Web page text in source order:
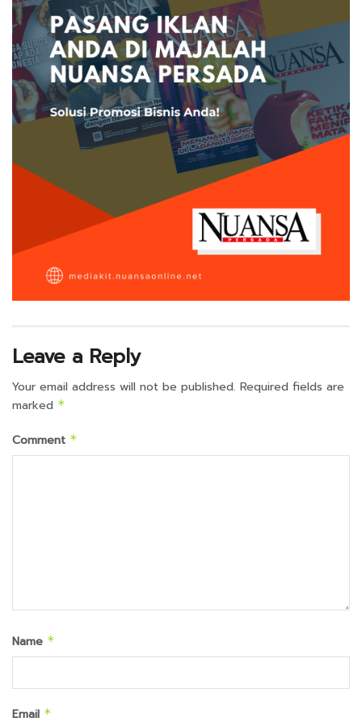
Leave a Reply
Your email address will not be published. Required fields are
marked *
Comment *
Name *
Email *